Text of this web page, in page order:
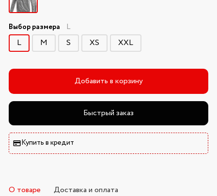
Выбор размера L
L M S XS XXL
Добавить в корзину
Быстрый заказ
Купить в кредит
О товаре Доставка и оплата